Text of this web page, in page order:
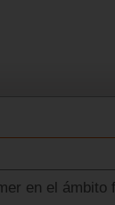
en el ámbito